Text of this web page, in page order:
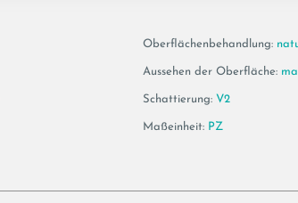
Oberflächenbehandlung:
Aussehen der Oberfläche:
Schattierung: V2
Maßeinheit: PZ